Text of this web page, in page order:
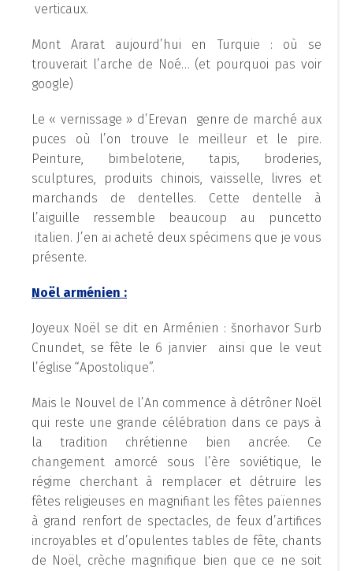
verticaux.
Mont Ararat aujourd’hui en Turquie : où se
trouverait l’arche de Noé… (et pourquoi pas voir
google)
Le « vernissage » d’Erevan genre de marché aux
puces où l’on trouve le meilleur et le pire.
Peinture, bimbeloterie, tapis, broderies,
sculptures, produits chinois, vaisselle, livres et
marchands de dentelles. Cette dentelle à
l’aiguille ressemble beaucoup au puncetto
italien. J’en ai acheté deux spécimens que je vous
présente.
Noël arménien :
Joyeux Noël se dit en Arménien : šnorhavor Surb
Cnundet, se fête le 6 janvier ainsi que le veut
l’église “Apostolique”.
Mais le Nouvel de l’An commence à détrôner Noël
qui reste une grande célébration dans ce pays à
la tradition chrétienne bien ancrée. Ce
changement amorcé sous l’ère soviétique, le
régime cherchant à remplacer et détruire les
fêtes religieuses en magnifiant les fêtes païennes
à grand renfort de spectacles, de feux d’artifices
incroyables et d’opulentes tables de fête, chants
de Noël, crèche magnifique bien que ce ne soit